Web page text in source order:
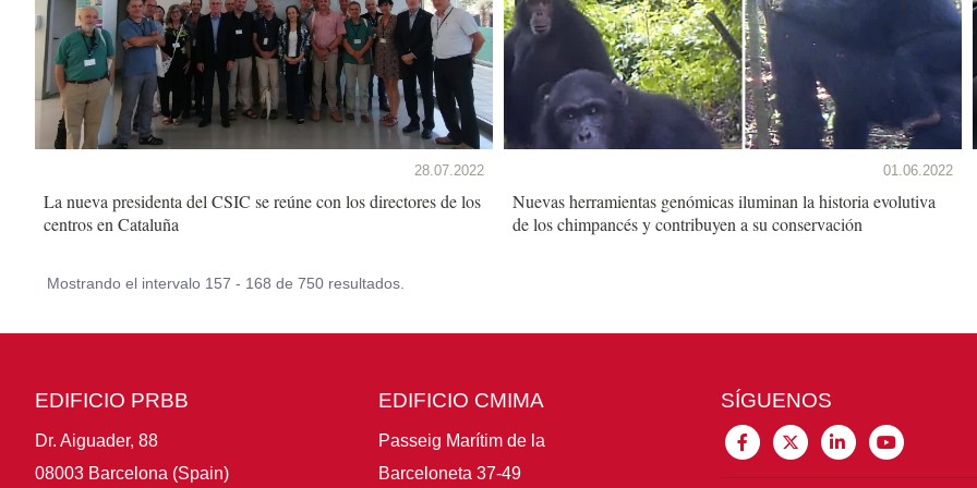
28.07.2022
La nueva presidenta del CSIC se reúne con los directores de los
centros en Cataluña
01.06.2022
Nuevas herramientas genómicas iluminan la historia evolutiva
de los chimpancés y contribuyen a su conservación
Mostrando el intervalo 157 - 168 de 750 resultados.
EDIFICIO PRBB
Dr. Aiguader, 88
08003 Barcelona (Spain)
EDIFICIO CMIMA
Passeig Marítim de la
Barceloneta 37-49
SÍGUENOS